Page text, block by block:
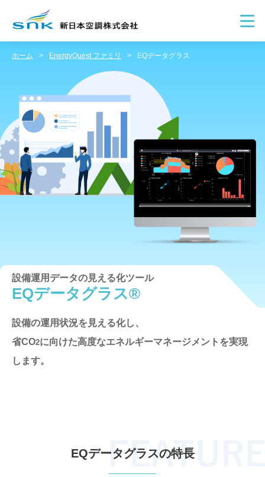
ホーム EnergyQuest ファミリ EQデータグラス
設備運用データの見える化ツール
EQデータグラス®
設備の運用状況を見える化し、
省CO2に向けた高度なエネルギーマネージメントを実現
します。
EQデータグラスの特長